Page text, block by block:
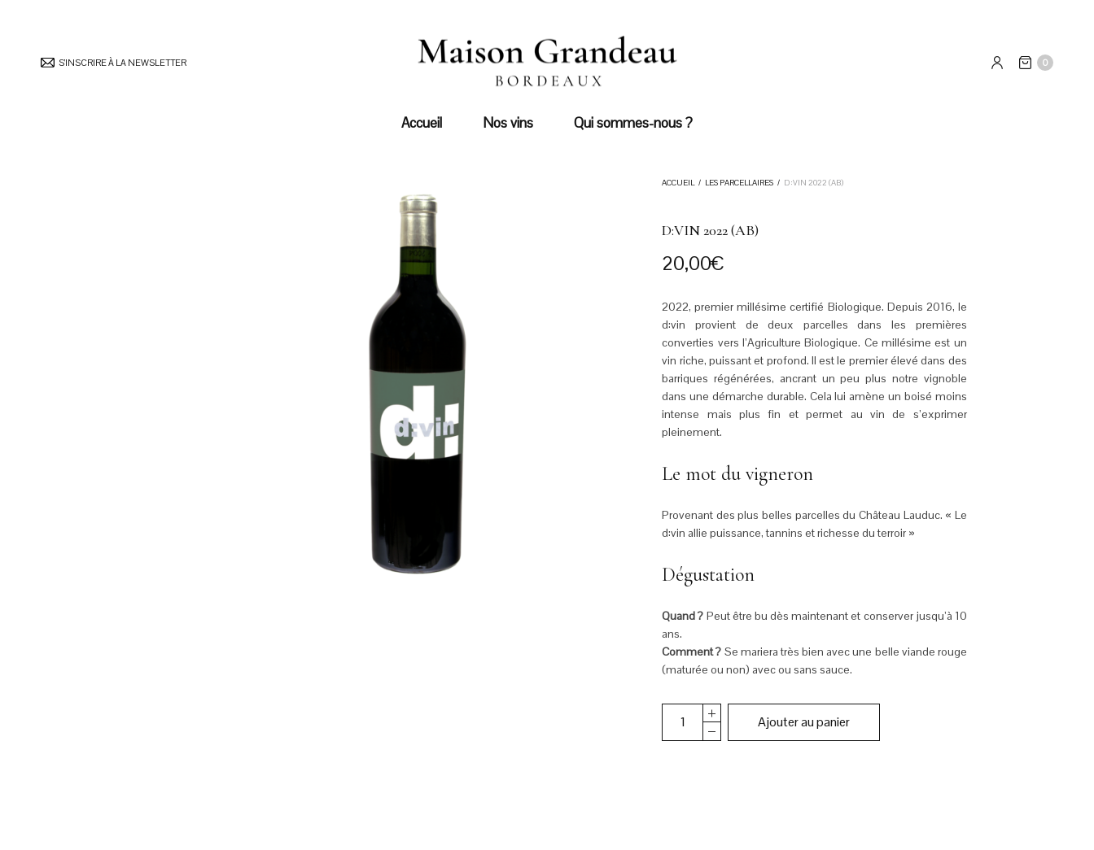
S’INSCRIRE À LA NEWSLETTER 0
Accueil Nos vins Qui sommes-nous ?
ACCUEIL / LES PARCELLAIRES / D:VIN 2022 (AB)
D:VIN 2022 (AB)
20,00€
2022, premier millésime certifié Biologique. Depuis 2016, le
d:vin provient de deux parcelles dans les premières
converties vers l’Agriculture Biologique. Ce millésime est un
vin riche, puissant et profond. Il est le premier élevé dans des
barriques régénérées, ancrant un peu plus notre vignoble
dans une démarche durable. Cela lui amène un boisé moins
intense mais plus fin et permet au vin de s’exprimer
pleinement.
Le mot du vigneron
Provenant des plus belles parcelles du Château Lauduc. « Le
d:vin allie puissance, tannins et richesse du terroir »
Dégustation
Quand? Peut être bu dès maintenant et conserver jusqu’à 10
ans.
Comment? Se mariera très bien avec une belle viande rouge
(maturée ou non) avec ou sans sauce.
Ajouter au panier